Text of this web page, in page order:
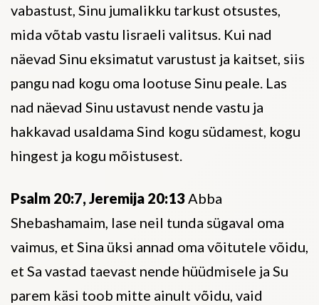
vabastust, Sinu jumalikku tarkust otsustes,
mida võtab vastu Iisraeli valitsus. Kui nad
näevad Sinu eksimatut varustust ja kaitset, siis
pangu nad kogu oma lootuse Sinu peale. Las
nad näevad Sinu ustavust nende vastu ja
hakkavad usaldama Sind kogu südamest, kogu
hingest ja kogu mõistusest.
Psalm 20:7, Jeremija 20:13Abba
Shebashamaim, lase neil tunda sügaval oma
vaimus, et Sina üksi annad oma võitutele võidu,
et Sa vastad taevast nende hüüdmisele ja Su
parem käsi toob mitte ainult võidu, vaid